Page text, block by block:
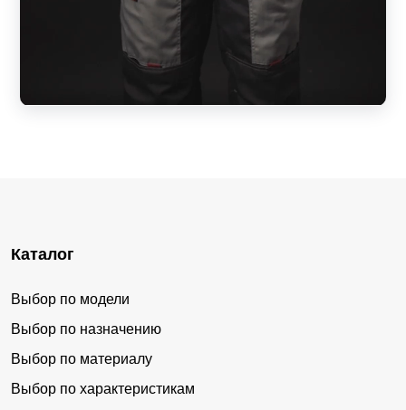
Каталог
Выбор по модели
Выбор по назначению
Выбор по материалу
Выбор по характеристикам